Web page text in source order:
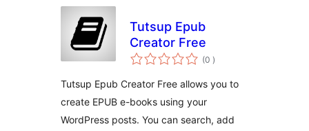
Tutsup Epub
Creator Free
(0 classificações
)
Tutsup Epub Creator Free allows you to
create EPUB e-books using your
WordPress posts. You can search, add